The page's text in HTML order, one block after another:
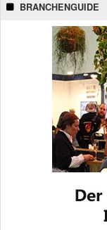
BRANCHENGUIDE